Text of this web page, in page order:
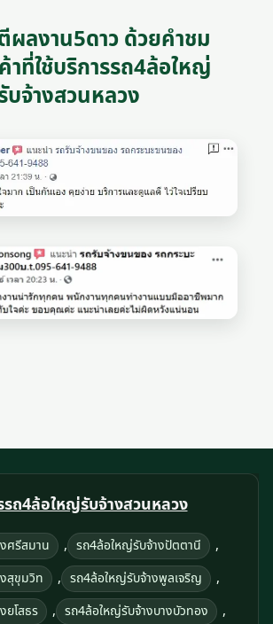
ผลงาน5ดาว ด้วยคำชม
าที่ใช้บริการรถ4ล้อใหญ่
บจ้างสวนหลวง
รถ4ล้อใหญ่รับจ้างสวนหลวง
ศรีสมาน , รถ4ล้อใหญ่รับจ้างปัตตานี ,
สุขุมวิท , รถ4ล้อใหญ่รับจ้างพูลเจริญ ,
ยโสธร , รถ4ล้อใหญ่รับจ้างบางบัวทอง ,